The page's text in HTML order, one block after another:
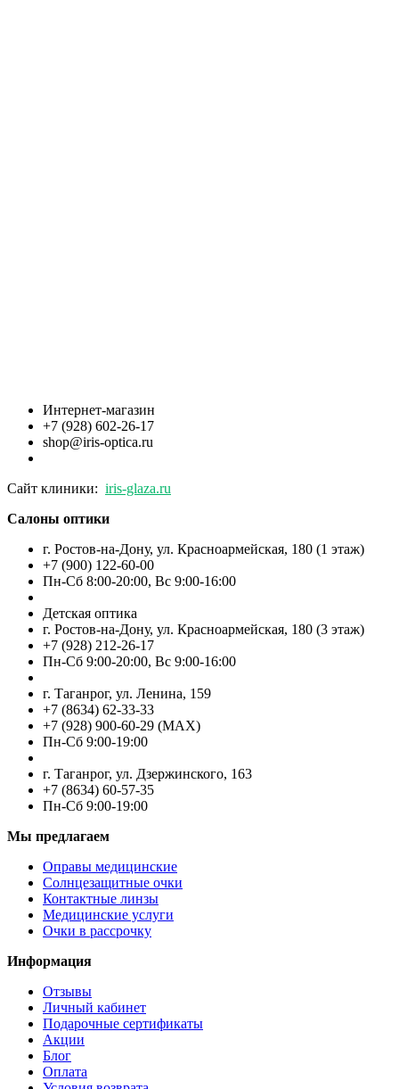
Интернет-магазин
+7 (928) 602-26-17
shop@iris-optica.ru
Сайт клиники: iris-glaza.ru
Салоны оптики
г. Ростов-на-Дону, ул. Красноармейская, 180 (1 этаж)
+7 (900) 122-60-00
Пн-Cб 8:00-20:00, Вс 9:00-16:00
Детская оптика
г. Ростов-на-Дону, ул. Красноармейская, 180 (3 этаж)
+7 (928) 212-26-17
Пн-Cб 9:00-20:00, Вс 9:00-16:00
г. Таганрог, ул. Ленина, 159
+7 (8634) 62-33-33
+7 (928) 900-60-29 (MAX)
Пн-Cб 9:00-19:00
г. Таганрог, ул. Дзержинского, 163
+7 (8634) 60-57-35
Пн-Сб 9:00-19:00
Мы предлагаем
Оправы медицинские
Солнцезащитные очки
Контактные линзы
Медицинские услуги
Очки в рассрочку
Информация
Отзывы
Личный кабинет
Подарочные сертификаты
Акции
Блог
Оплата